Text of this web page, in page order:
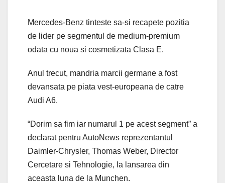
Mercedes-Benz tinteste sa-si recapete pozitia
de lider pe segmentul de medium-premium
odata cu noua si cosmetizata Clasa E.
Anul trecut, mandria marcii germane a fost
devansata pe piata vest-europeana de catre
Audi A6.
“Dorim sa fim iar numarul 1 pe acest segment” a
declarat pentru AutoNews reprezentantul
Daimler-Chrysler, Thomas Weber, Director
Cercetare si Tehnologie, la lansarea din
aceasta luna de la Munchen.